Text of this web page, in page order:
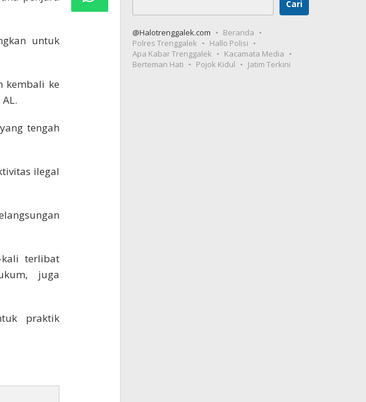
untuk
kembali ke
tengah
ilegal
kali terlibat
juga
praktik
Cari
@Halotrenggalek.com
Beranda
Polres Trenggalek
Hallo Polisi
Apa Kabar Trenggalek
Kacamata Media
Berteman Hati
Pojok Kidul Jatim Terkini